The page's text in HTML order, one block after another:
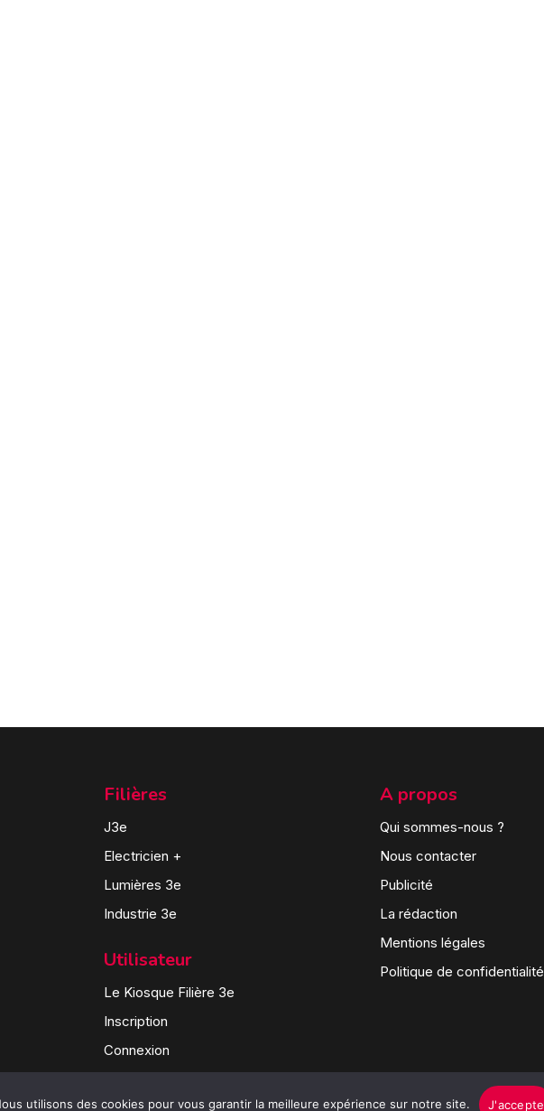
Filières
J3e
Electricien +
Lumières 3e
Industrie 3e
Utilisateur
Le Kiosque Filière 3e
Inscription
Connexion
A propos
Qui sommes-nous ?
Nous contacter
Publicité
La rédaction
Mentions légales
Politique de confidentialité
utilisons des cookies pour vous garantir la meilleure expérience sur notre site. J'accepte